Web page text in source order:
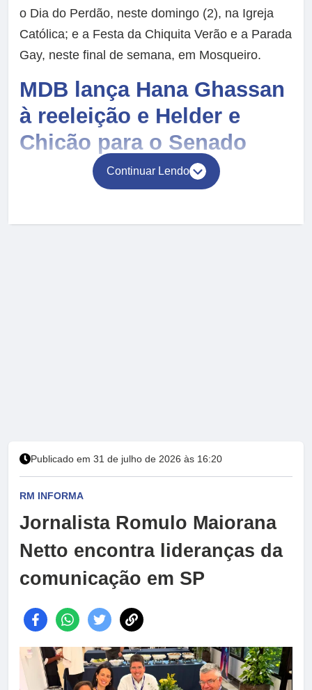
o Dia do Perdão, neste domingo (2), na Igreja
Católica; e a Festa da Chiquita Verão e a Parada
Gay, neste final de semana, em Mosqueiro.
MDB lança Hana Ghassan
à reeleição e Helder e
Chicão para o Senado
Continuar Lendo
Publicado em 31 de julho de 2026 às 16:20
RM INFORMA
Jornalista Romulo Maiorana
Netto encontra lideranças da
comunicação em SP